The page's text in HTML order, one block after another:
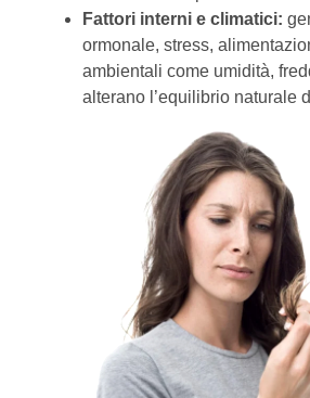
Fattori interni e climatici:
ormonale, stress,
ambientali come umidità,
alterano l’equilibrio naturale